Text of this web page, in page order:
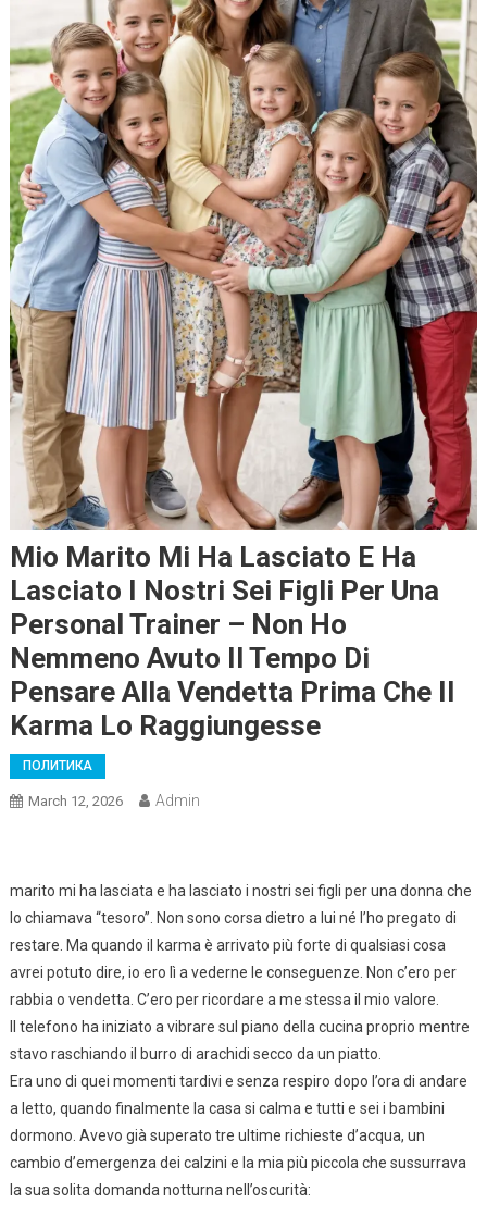
Mio Marito Mi Ha Lasciato E Ha
Lasciato I Nostri Sei Figli Per Una
Personal Trainer – Non Ho
Nemmeno Avuto Il Tempo Di
Pensare Alla Vendetta Prima Che Il
Karma Lo Raggiungesse
ПОЛИТИКА
March 12, 2026 Admin
marito mi ha lasciata e ha lasciato i nostri sei figli per una donna che
lo chiamava “tesoro”. Non sono corsa dietro a lui né l’ho pregato di
restare. Ma quando il karma è arrivato più forte di qualsiasi cosa
avrei potuto dire, io ero lì a vederne le conseguenze. Non c’ero per
rabbia o vendetta. C’ero per ricordare a me stessa il mio valore.
Il telefono ha iniziato a vibrare sul piano della cucina proprio mentre
stavo raschiando il burro di arachidi secco da un piatto.
Era uno di quei momenti tardivi e senza respiro dopo l’ora di andare
a letto, quando finalmente la casa si calma e tutti e sei i bambini
dormono. Avevo già superato tre ultime richieste d’acqua, un
cambio d’emergenza dei calzini e la mia più piccola che sussurrava
la sua solita domanda notturna nell’oscurità: